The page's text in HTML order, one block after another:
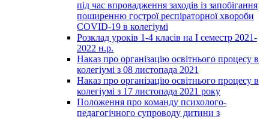
під час впровадження заходів із запобігання
поширенню гострої респіраторної хвороби
COVID-19 в колегіумі
Розклад уроків 1-4 класів на І семестр 2021-
2022 н.р.
Наказ про організацію освітнього процесу в
колегіумі з 08 листопада 2021
Наказ про організацію освітнього процесу в
колегіумі з 17 листопада 2021 року
Положення про команду психолого-
педагогічного супроводу дитини з